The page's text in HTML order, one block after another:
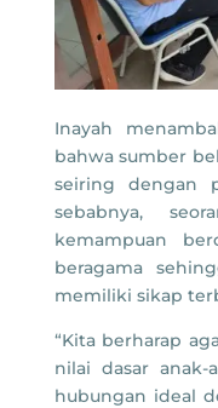
Inayah
bahwa sumber
seiring dengan
sebabnya,
kemampuan
beragama
memiliki sikap
“Kita berharap
nilai dasar
hubungan ideal